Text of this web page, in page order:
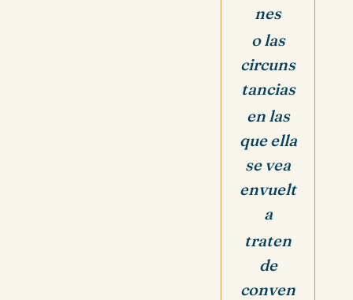
nes
o las
circuns
tancias
en las
que ella
se vea
envuelt
a
traten
de
conven